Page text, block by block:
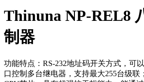
Thinuna NP-REL8
制器
功能特点：RS-232地址码开关方式，可
口控制多台继电器，支持最大255台级联